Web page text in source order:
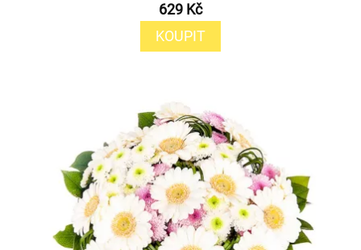
629 Kč
KOUPIT